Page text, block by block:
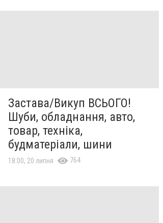
Застава/Викуп ВСЬОГО!
Шуби, обладнання, авто,
товар, техніка,
будматеріали, шини
18:00, 20 липня 764